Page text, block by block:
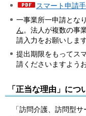
スマート申請
一事業所一申請となり
ん。法人が複数の事
請入力をお願いします
提出期限をもってス
請くださいますよう
「正当な理由」につ
「訪問介護、訪問型サ